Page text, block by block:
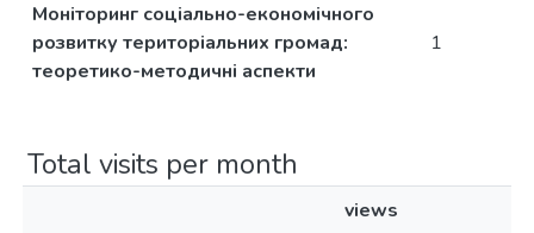
Моніторинг соціально-економічного
розвитку територіальних громад:
теоретико-методичні аспекти
1
Total visits per month
views